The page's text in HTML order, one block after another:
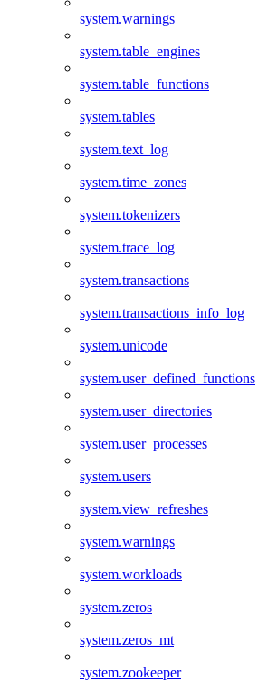
system.warnings
system.table_engines
system.table_functions
system.tables
system.text_log
system.time_zones
system.tokenizers
system.trace_log
system.transactions
system.transactions_info_log
system.unicode
system.user_defined_functions
system.user_directories
system.user_processes
system.users
system.view_refreshes
system.warnings
system.workloads
system.zeros
system.zeros_mt
system.zookeeper